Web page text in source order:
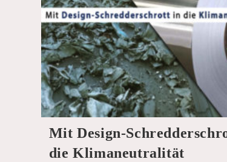
Mit Design-
die Klimaneutralität